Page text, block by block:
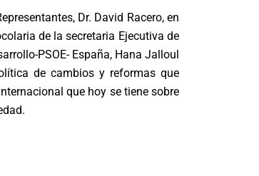
Dr. David Racero, en
de la secretaria Ejecutiva de
PSOE- España, Hana Jalloul
de cambios y reformas que
que hoy se tiene sobre